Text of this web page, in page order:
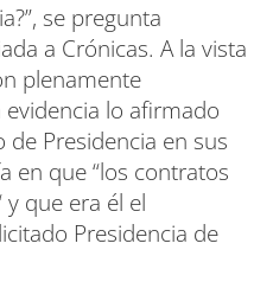
se pregunta
a Crónicas. A la vista
plenamente
lo afirmado
de Presidencia en sus
en que “los contratos
que era él el
Presidencia de